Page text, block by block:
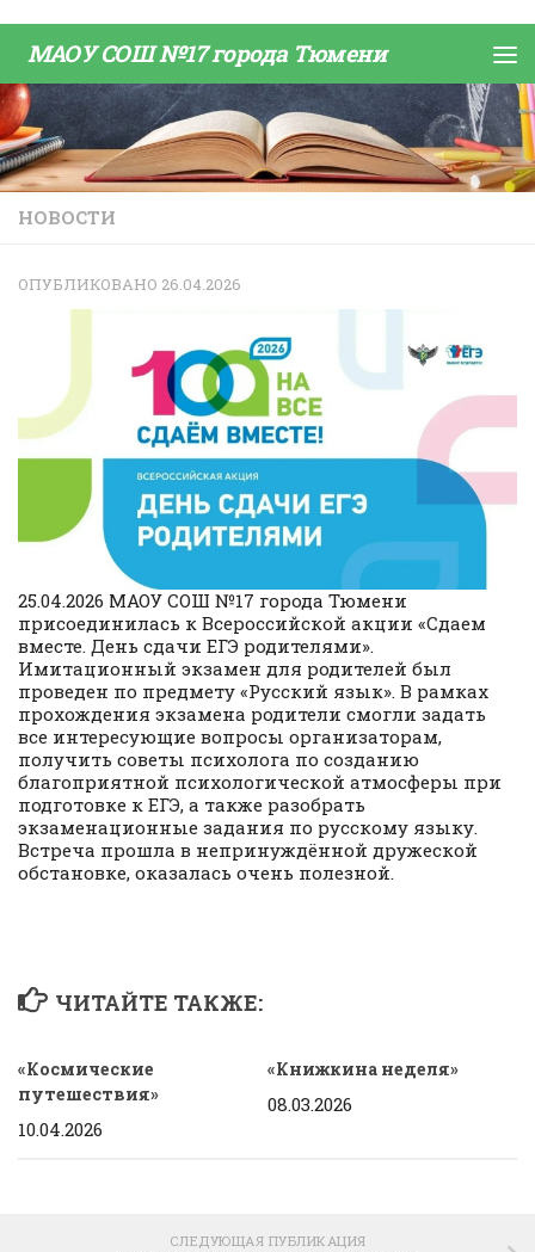
МАОУ СОШ №17 города Тюмени
НОВОСТИ
ОПУБЛИКОВАНО 26.04.2026
25.04.2026 МАОУ СОШ №17 города Тюмени
присоединилась к Всероссийской акции «Сдаем
вместе. День сдачи ЕГЭ родителями».
Имитационный экзамен для родителей был
проведен по предмету «Русский язык». В рамках
прохождения экзамена родители смогли задать
все интересующие вопросы организаторам,
получить советы психолога по созданию
благоприятной психологической атмосферы при
подготовке к ЕГЭ, а также разобрать
экзаменационные задания по русскому языку.
Встреча прошла в непринуждённой дружеской
обстановке, оказалась очень полезной.
ЧИТАЙТЕ ТАКЖЕ:
«Космические
путешествия»
10.04.2026
«Книжкина неделя»
08.03.2026
СЛЕДУЮЩАЯ ПУБЛИКАЦИЯ